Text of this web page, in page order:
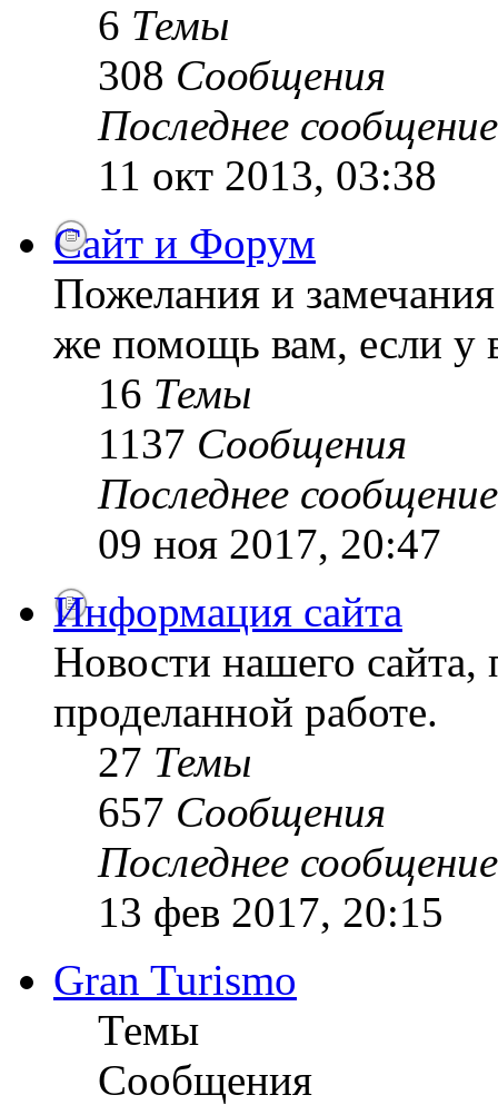
6 Темы
308 Сообщения
Последнее сообщение
11 окт 2013, 03:38
Сайт и Форум
Пожелания и
же помощь вам, если у
16 Темы
1137 Сообщения
Последнее сообщение
09 ноя 2017, 20:47
Информация сайта
Новости нашего
проделанной работе.
27 Темы
657 Сообщения
Последнее сообщение
13 фев 2017, 20:15
Gran Turismo
Темы
Сообщения